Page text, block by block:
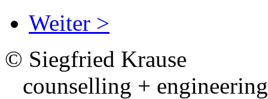
Weiter >
© Siegfried Krause
counselling + engineering